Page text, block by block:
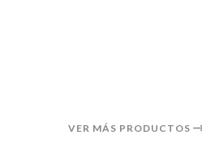
VER MÁS PRODUCTOS